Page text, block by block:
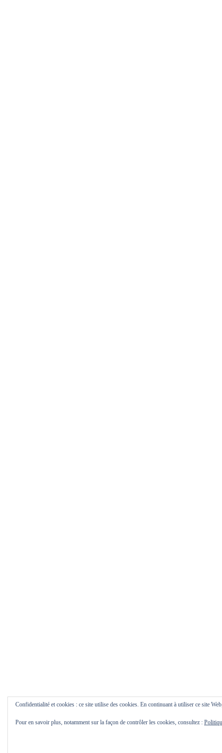
Confidentialité et cookies : ce site utilise des cookies. En continuant à utiliser ce site
Pour en savoir plus, notamment sur la façon de contrôler les cookies, consultez :